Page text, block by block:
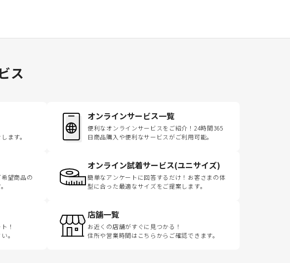
ス
ます。
オンラインサービス一覧
便利なオンラインサービスをご紹介！24時間365
日商品購入や便利なサービスがご利用可能。
望商品の
オンライン試着サービス(ユニサイズ)
簡単なアンケートに回答するだけ！お客さまの体
型に合った最適なサイズをご提案します。
！
。
店舗一覧
お近くの店舗がすぐに見つかる！
住所や営業時間はこちらからご確認できます。